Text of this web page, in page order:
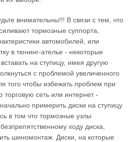
внимательны!!! В связи с тем, что
тормозные суппорта,
автомобилей, или
в тюнинг-ателье - некоторые
на ступицу, имея другую
с проблемой увеличенного
того чтобы избежать проблем при
торговую сеть или интернет -
примерить диски на ступицу
в том что тормозные узлы
ходу диска,
шиномонтаж. Диски, на которые